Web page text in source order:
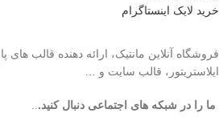
خرید لایک اینستاگرام
فروشگاه آنلاین مانتیک، ارائه دهنده قالب های
ایلاستریتور، قالب سایت و …
ما را در شبکه های اجتماعی دنبال کنید.